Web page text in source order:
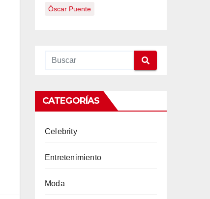
Óscar Puente
CATEGORÍAS
Celebrity
Entretenimiento
Moda